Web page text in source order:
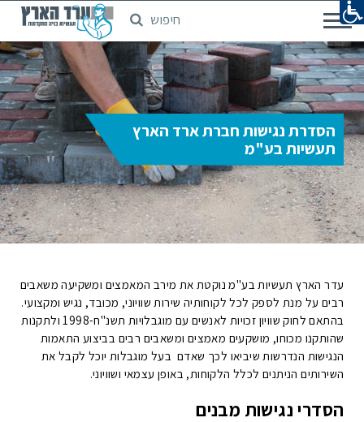
דלג
לתוכן
המרכזי
חיפוש
הסדרת נגישות חברת ארד הארץ
תעשיות בע"מ
עדר הארץ תעשיות בע"מ נוקטת את מירב המאמצים ומשקיעה משאבים
רבים על מנת לספק לכל לקוחותיה שירות שוויוני, מכובד, נגיש ומקצועי.
בהתאם לחוק שוויון זכויות לאנשים עם מוגבלויות תשנ"ח-1998 ולתקנות
שהותקנו מכוחו, מושקעים מאמצים ומשאבים רבים בביצוע התאמות
הנגישות הנדרשות שיביאו לכך שאדם בעל מוגבלות יוכל לקבל את
השירותים הניתנים לכלל הלקוחות, באופן עצמאי ושוויוני.
הסדרי נגישות מבנים